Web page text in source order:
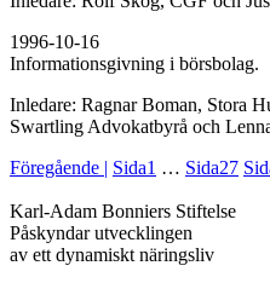
1996-10-16
Informationsgivning i börsbolag.
Inledare: Ragnar Boman, Stora
Swartling Advokatbyrå och
Föregående | Sida1 … Sida27
Karl-Adam Bonniers Stiftelse
Påskyndar utvecklingen
av ett dynamiskt näringsliv